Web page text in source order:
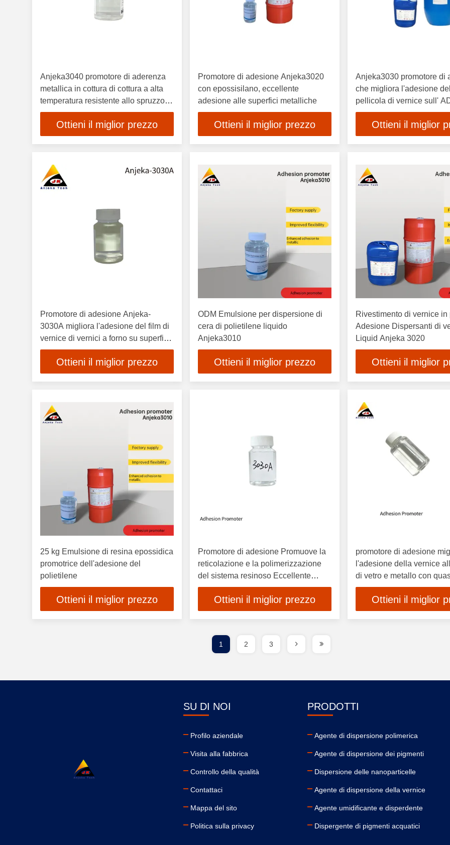
Anjeka3040 promotore di aderenza
metallica in cottura di cottura a alta
temperatura resistente allo spruzzo di
sale Lubrizo 2063
Ottieni il miglior prezzo
Promotore di adesione Anjeka3020
con epossisilano, eccellente
adesione alle superfici metalliche
Ottieni il miglior prezzo
Anjeka3030 promotore di
che migliora l'adesione
pellicola di vernice sull'
alluminio
Ottieni il miglior
Promotore di adesione Anjeka-
3030A migliora l'adesione del film di
vernice di vernici a forno su superfici
metalliche in alluminio ADP
Ottieni il miglior prezzo
ODM Emulsione per dispersione di
cera di polietilene liquido
Anjeka3010
Ottieni il miglior prezzo
Rivestimento di vernice
Adesione Dispersanti di
Liquid Anjeka 3020
Ottieni il miglior
25 kg Emulsione di resina epossidica
promotrice dell'adesione del
polietilene
Ottieni il miglior prezzo
Promotore di adesione Promuove la
reticolazione e la polimerizzazione
del sistema resinoso Eccellente
compatibilità senza influenzare la
stabilità di conservazione
Ottieni il miglior prezzo
promotore di adesione
l'adesione della vernice
di vetro e metallo con
sistemi di rivestimento
Ottieni il miglior
1 2 3
SU DI NOI
Profilo aziendale
Visita alla fabbrica
Controllo della qualità
Contattaci
Mappa del sito
Politica sulla privacy
PRODOTTI
Agente di dispersione polimerica
Agente di dispersione dei pigmenti
Dispersione delle nanoparticelle
Agente di dispersione della vernice
Agente umidificante e disperdente
Dispergente di pigmenti acquatici